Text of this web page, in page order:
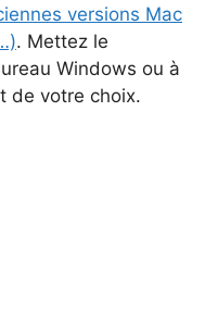
versions Mac
. Mettez le
Windows ou à
de votre choix.